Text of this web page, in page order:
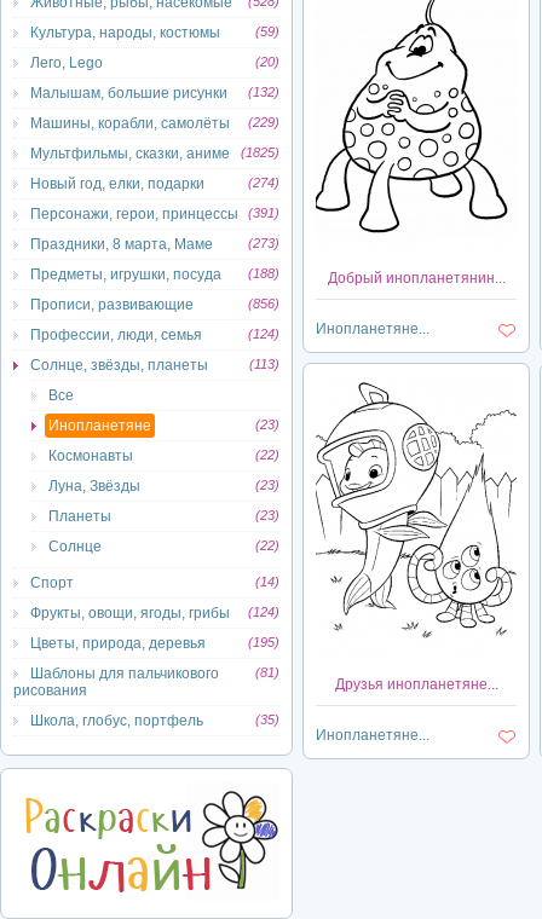
Культура, народы, костюмы (59)
Лего, Lego (20)
Малышам, большие рисунки (132)
Машины, корабли, самолёты (229)
Мультфильмы, сказки, аниме (1825)
Новый год, елки, подарки (274)
Персонажи, герои, принцессы (391)
Праздники, 8 марта, Маме (273)
Предметы, игрушки, посуда (188)
Прописи, развивающие (856)
Профессии, люди, семья (124)
Солнце, звёзды, планеты (113)
Все
Инопланетяне
(23)
Космонавты (22)
Луна, Звёзды (23)
Планеты (23)
Солнце (22)
Спорт (14)
Фрукты, овощи, ягоды, грибы (124)
Цветы, природа, деревья (195)
Шаблоны для пальчикового
рисования
(81)
Школа, глобус, портфель (35)
Добрый инопланетянин...
Инопланетяне...
Друзья инопланетяне...
Инопланетяне...